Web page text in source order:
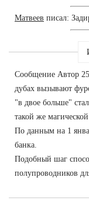
Матвеев писал:
Сообщение Автор
дубах вызывают
"в двое больше"
такой же
По данным на 1
банка.
Подобный шаг
полупроводников